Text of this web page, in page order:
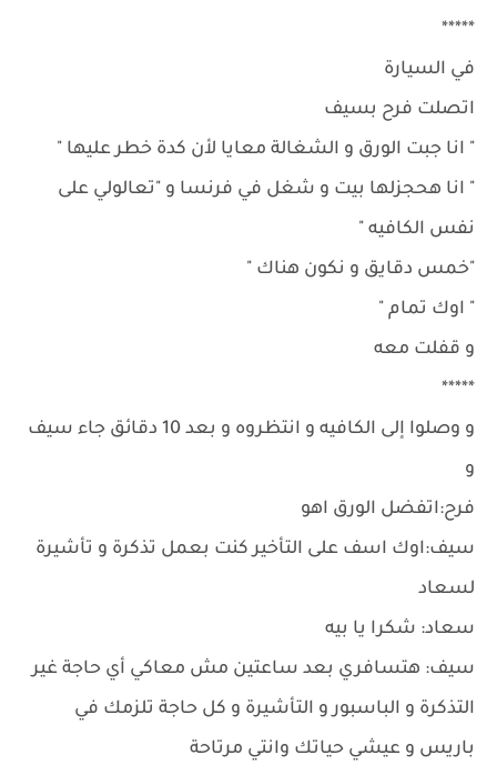
*****
في السيارة
اتصلت فرح بسيف
" انا جبت الورق و الشغالة معايا لأن كدة خطر عليها "
" انا هحجزلها بيت و شغل في فرنسا و "تعالولي على
نفس الكافيه "
"خمس دقايق و نكون هناك "
" اوك تمام "
و قفلت معه
*****
و وصلوا إلى الكافيه و انتظروه و بعد 10 دقائق جاء سيف
و
فرح:اتفضل الورق اهو
سيف:اوك اسف على التأخير كنت بعمل تذكرة و تأشيرة
لسعاد
سعاد: شكرا يا بيه
سيف: هتسافري بعد ساعتين مش معاكي أي حاجة غير
التذكرة و الباسبور و التأشيرة و كل حاجة تلزمك في
باريس و عيشي حياتك وانتي مرتاحة